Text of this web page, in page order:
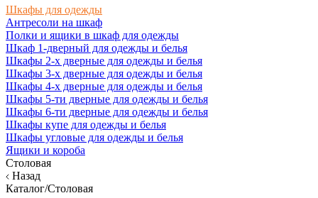
Шкафы для одежды
Антресоли на шкаф
Полки и ящики в шкаф для одежды
Шкаф 1-дверный для одежды и белья
Шкафы 2-х дверные для одежды и белья
Шкафы 3-х дверные для одежды и белья
Шкафы 4-х дверные для одежды и белья
Шкафы 5-ти дверные для одежды и белья
Шкафы 6-ти дверные для одежды и белья
Шкафы купе для одежды и белья
Шкафы угловые для одежды и белья
Ящики и короба
Столовая
Назад
Каталог/Столовая